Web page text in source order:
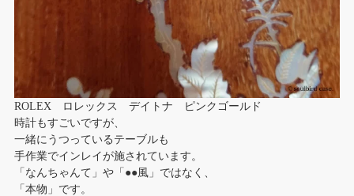
ROLEX ロレックス デイトナ ピンクゴールド
時計もすごいですが、
一緒にうつっているテーブルも
手作業でインレイが施されています。
「なんちゃんて」や「●●風」ではなく、
「本物」です。